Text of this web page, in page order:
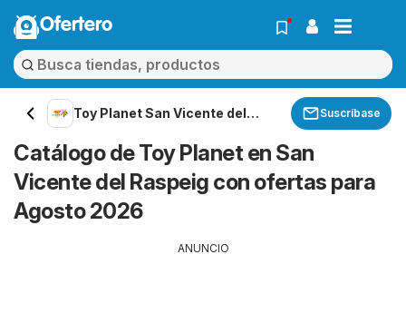
Ofertero
Toy Planet San Vicente del
Suscríbase
Catálogo de Toy Planet en San
Vicente del Raspeig con ofertas para
Agosto 2026
ANUNCIO